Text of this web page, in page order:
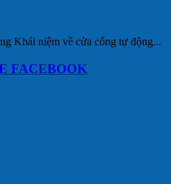
Khái niệm về cửa cổng tự động...
FACEBOOK